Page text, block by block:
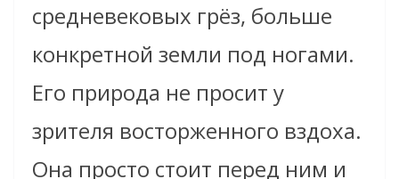
средневековых грёз, больше
конкретной земли под ногами.
Его природа не просит у
зрителя восторженного вздоха.
Она просто стоит перед ним и